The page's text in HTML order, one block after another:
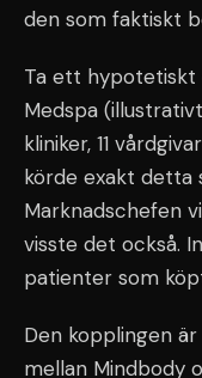
den som faktiskt
Ta ett hypotetiskt
Medspa
kliniker, 11
körde exakt detta
Marknadschefen
visste det också.
patienter som
Den kopplingen
mellan Mindbody